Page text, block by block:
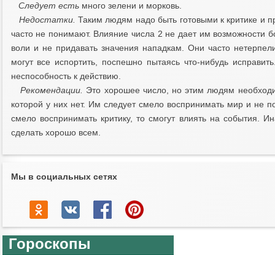
Следует есть много зелени и морковь.
Недостатки.Таким людям надо быть готовыми к критике и
часто не понимают. Влияние числа 2 не дает им возможности
воли и не придавать значения нападкам. Они часто
могут все испортить, поспешно пытаясь что-нибудь
неспособность к действию.
Рекомендации. Это хорошее число, но этим людям
которой у них нет. Им следует смело воспринимать мир и не
смело воспринимать критику, то смогут влиять на события.
сделать хорошо всем.
Мы в социальных сетях
Гороскопы